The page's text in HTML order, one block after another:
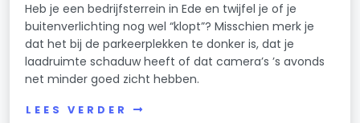
Heb je een bedrijfsterrein in Ede en twijfel je of je
buitenverlichting nog wel “klopt”? Misschien merk je
dat het bij de parkeerplekken te donker is, dat je
laadruimte schaduw heeft of dat camera’s ’s avonds
net minder goed zicht hebben.
LEES VERDER